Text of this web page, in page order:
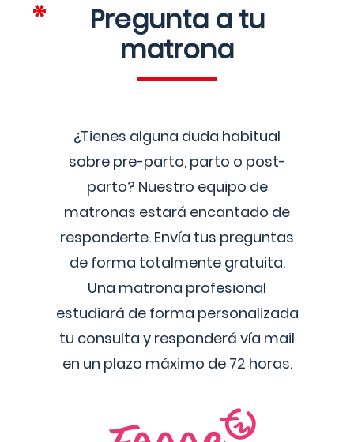
Pregunta a tu
matrona
¿Tienes alguna duda habitual
sobre pre-parto, parto o post-
parto? Nuestro equipo de
matronas estará encantado de
responderte. Envía tus preguntas
de forma totalmente gratuita.
Una matrona profesional
estudiará de forma personalizada
tu consulta y responderá vía mail
en un plazo máximo de 72 horas.